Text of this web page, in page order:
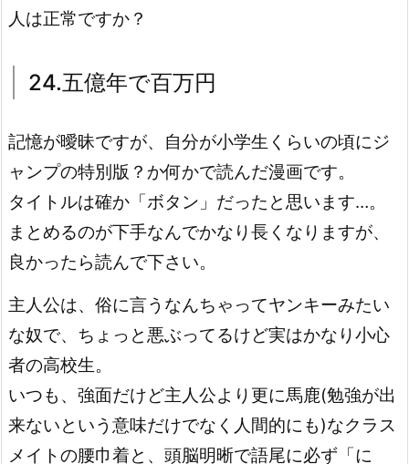
人は正常ですか？
24.五億年で百万円
記憶が曖昧ですが、自分が小学生くらいの頃にジ
ャンプの特別版？か何かで読んだ漫画です。
タイトルは確か「ボタン」だったと思います…。
まとめるのが下手なんでかなり長くなりますが、
良かったら読んで下さい。
主人公は、俗に言うなんちゃってヤンキーみたい
な奴で、ちょっと悪ぶってるけど実はかなり小心
者の高校生。
いつも、強面だけど主人公より更に馬鹿(勉強が出
来ないという意味だけでなく人間的にも)なクラス
メイトの腰巾着と、頭脳明晰で語尾に必ず「に